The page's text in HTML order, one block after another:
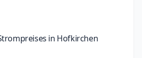
in Hofkirchen